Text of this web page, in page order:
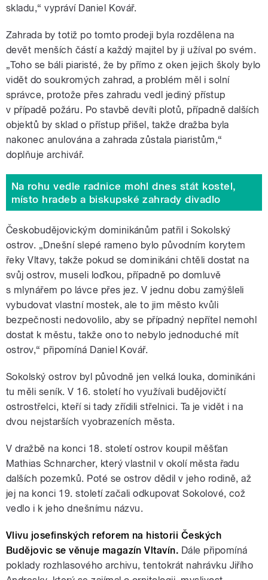
skladu,“ vypráví Daniel Kovář.
Zahrada by totiž po tomto prodeji byla rozdělena na
devět menších částí a každý majitel by ji užíval po svém.
„Toho se báli piaristé, že by přímo z oken jejich školy bylo
vidět do soukromých zahrad, a problém měl i solní
správce, protože přes zahradu vedl jediný přístup
v případě požáru. Po stavbě devíti plotů, případně dalších
objektů by sklad o přístup přišel, takže dražba byla
nakonec anulována a zahrada zůstala piaristům,“
doplňuje archivář.
Na rohu vedle radnice mohl dnes stát kostel,
místo hradeb a biskupské zahrady divadlo
Českobudějovickým dominikánům patřil i Sokolský
ostrov. „Dnešní slepé rameno bylo původním korytem
řeky Vltavy, takže pokud se dominikáni chtěli dostat na
svůj ostrov, museli loďkou, případně po domluvě
s mlynářem po lávce přes jez. V jednu dobu zamýšleli
vybudovat vlastní mostek, ale to jim město kvůli
bezpečnosti nedovolilo, aby se případný nepřítel nemohl
dostat k městu, takže ono to nebylo jednoduché mít
ostrov,“ připomíná Daniel Kovář.
Sokolský ostrov byl původně jen velká louka, dominikáni
tu měli seník. V 16. století ho využívali budějovičtí
ostrostřelci, kteří si tady zřídili střelnici. Ta je vidět i na
dvou nejstarších vyobrazeních města.
V dražbě na konci 18. století ostrov koupil měšťan
Mathias Schnarcher, který vlastnil v okolí města řadu
dalších pozemků. Poté se ostrov dědil v jeho rodině, až
jej na konci 19. století začali odkupovat Sokolové, což
vedlo i k jeho dnešnímu názvu.
Vlivu josefinských reforem na historii Českých
Budějovic se věnuje magazín Vltavín. Dále připomíná
poklady rozhlasového archivu, tentokrát nahrávku Jiřího